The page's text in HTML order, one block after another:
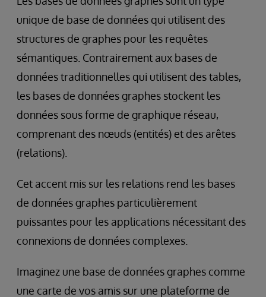
unique de base de données qui utilisent des
structures de graphes pour les requêtes
sémantiques. Contrairement aux bases de
données traditionnelles qui utilisent des tables,
les bases de données graphes stockent les
données sous forme de graphique réseau,
comprenant des nœuds (entités) et des arêtes
(relations).
Cet accent mis sur les relations rend les bases
de données graphes particulièrement
puissantes pour les applications nécessitant des
connexions de données complexes.
Imaginez une base de données graphes comme
une carte de vos amis sur une plateforme de